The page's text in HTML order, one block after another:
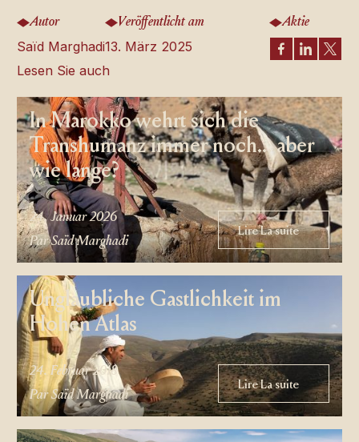
Autor
Saïd Marghadi
Veröffentlicht am
13. März 2025
Aktie
Lesen Sie auch
In Marokko wehrt sich die
Transhumanz immer noch... aber
wie lange?
24. Januar 2026
Par Saïd Marghadi
Lire La suite
Lire La suite
Unglaubliche Gastlichkeit im
Hohen Atlas
24. Februar 2018
Par Saïd Marghadi
Lire La suite
Lire La suite